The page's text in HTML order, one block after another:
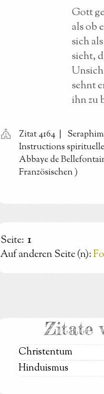
Gott
als ob
sich
sieht,
sehnt
ihn zu
church Zitat 4164 |
Instructions
Abbaye de
Französischen)
Seite: 1
Auf anderen Seite (n):
Zitate